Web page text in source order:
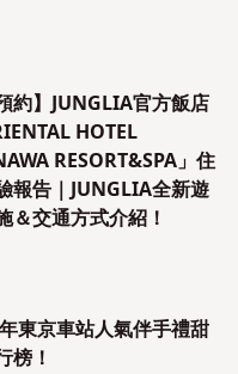
約】JUNGLIA官方飯店
HOTEL
RESORT&SPA」住
報告｜JUNGLIA全新遊
＆交通方式介紹！
東京車站人氣伴手禮甜
榜！